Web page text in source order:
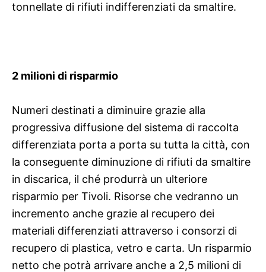
tonnellate di rifiuti indifferenziati da smaltire.
2 milioni di risparmio
Numeri destinati a diminuire grazie alla
progressiva diffusione del sistema di raccolta
differenziata porta a porta su tutta la città, con
la conseguente diminuzione di rifiuti da smaltire
in discarica, il ché produrrà un ulteriore
risparmio per Tivoli. Risorse che vedranno un
incremento anche grazie al recupero dei
materiali differenziati attraverso i consorzi di
recupero di plastica, vetro e carta. Un risparmio
netto che potrà arrivare anche a 2,5 milioni di